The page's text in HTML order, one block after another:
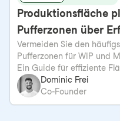
Produktionsfläche
Pufferzonen über
Vermeiden Sie den
Pufferzonen für WIP und
Ein Guide für effiziente
Dominic Frei
Co-Founder